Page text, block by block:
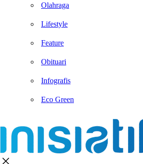
Olahraga
Lifestyle
Feature
Obituari
Infografis
Eco Green